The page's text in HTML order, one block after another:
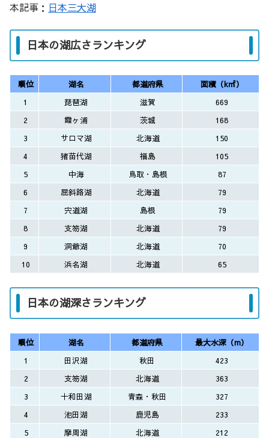
本記事： 日本三大湖
日本の湖広さランキング
順位 湖名 都道府県
面積（k㎡）
1
琵琶湖 滋賀
669
2
霞ヶ浦 茨城
168
3
サロマ湖 北海道
150
4
猪苗代湖 福島
105
5
中海 鳥取・島根
87
6
屈斜路湖 北海道
79
7
宍道湖 島根
79
8
支笏湖 北海道
79
9
洞爺湖 北海道
70
10
浜名湖 北海道 65
日本の湖深さランキング
順位 湖名 都道府県
最大水深（m）
1
田沢湖 秋田
423
2
支笏湖 北海道
363
3
十和田湖 青森・秋田
327
4
池田湖 鹿児島
233
5
摩周湖 北海道
212